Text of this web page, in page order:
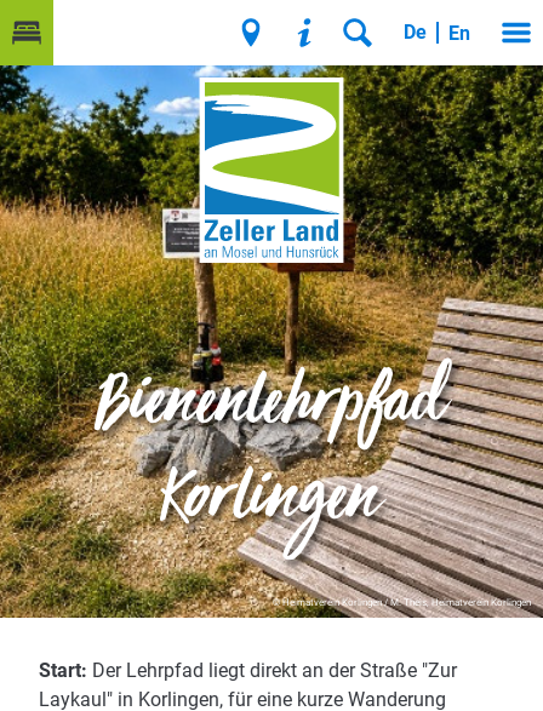
De En
© Heimatverein Korlingen / M. Theis, Heimatverein Korlingen
Bienenlehrpfad
Korlingen
Start: Der Lehrpfad liegt direkt an der Straße "Zur
Laykaul" in Korlingen, für eine kurze Wanderung